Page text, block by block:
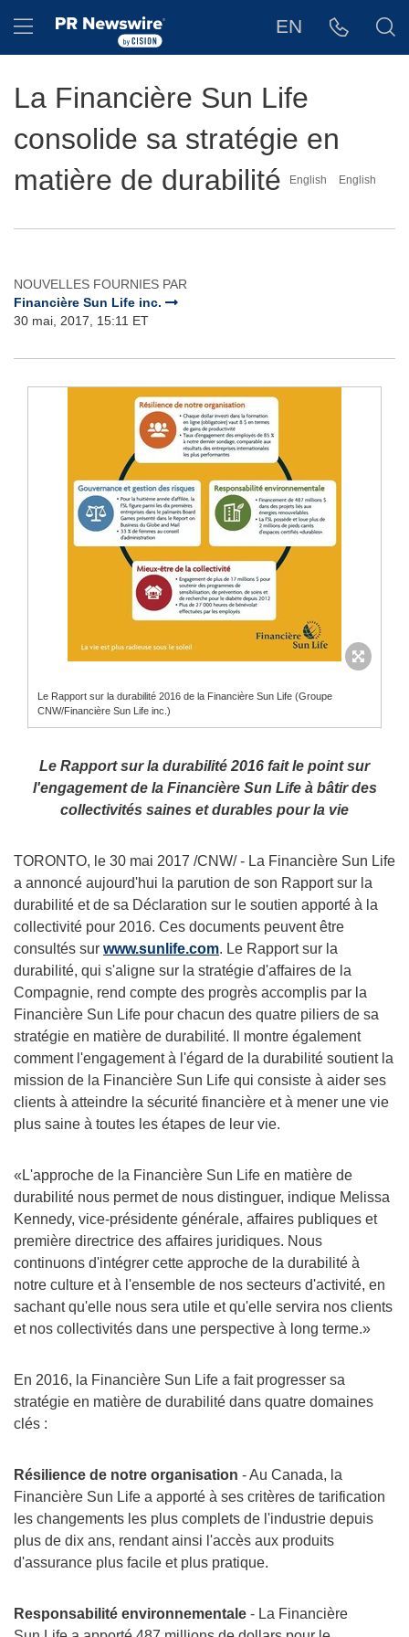
Hamburger menu EN
La Financière Sun Life
consolide sa stratégie en
matière de durabilité
English English
NOUVELLES FOURNIES PAR
Financière Sun Life inc.
30 mai, 2017, 15:11 ET
Le Rapport sur la durabilité 2016 de la Financière Sun Life (Groupe
CNW/Financière Sun Life inc.)
Le Rapport sur la durabilité 2016 fait le point sur
l'engagement de la Financière Sun Life à bâtir des
collectivités saines et durables pour la vie
TORONTO, le 30 mai 2017 /CNW/ - La Financière Sun Life
a annoncé aujourd'hui la parution de son Rapport sur la
durabilité et de sa Déclaration sur le soutien apporté à la
collectivité pour 2016. Ces documents peuvent être
consultés sur www.sunlife.com. Le Rapport sur la
durabilité, qui s'aligne sur la stratégie d'affaires de la
Compagnie, rend compte des progrès accomplis par la
Financière Sun Life pour chacun des quatre piliers de sa
stratégie en matière de durabilité. Il montre également
comment l'engagement à l'égard de la durabilité soutient la
mission de la Financière Sun Life qui consiste à aider ses
clients à atteindre la sécurité financière et à mener une vie
plus saine à toutes les étapes de leur vie.
«L'approche de la Financière Sun Life en matière de
durabilité nous permet de nous distinguer, indique Melissa
Kennedy, vice-présidente générale, affaires publiques et
première directrice des affaires juridiques. Nous
continuons d'intégrer cette approche de la durabilité à
notre culture et à l'ensemble de nos secteurs d'activité, en
sachant qu'elle nous sera utile et qu'elle servira nos clients
et nos collectivités dans une perspective à long terme.»
En 2016, la Financière Sun Life a fait progresser sa
stratégie en matière de durabilité dans quatre domaines
clés :
Résilience de notre organisation - Au Canada, la
Financière Sun Life a apporté à ses critères de tarification
les changements les plus complets de l'industrie depuis
plus de dix ans, rendant ainsi l'accès aux produits
d'assurance plus facile et plus pratique.
Responsabilité environnementale - La Financière